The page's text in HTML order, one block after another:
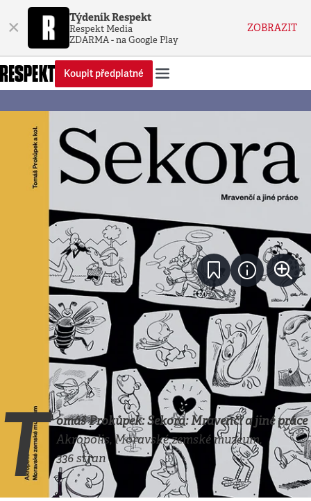
× Týdeník Respekt
Respekt Media
ZDARMA - na Google Play
ZOBRAZIT
Koupit předplatné
•23. 8. 2020•4minuty
Knižní tipy
T
omáš Prokůpek: Sekora: Mravenčí a jiné práce
Akropolis, Moravské zemské muzeum,
336 stran